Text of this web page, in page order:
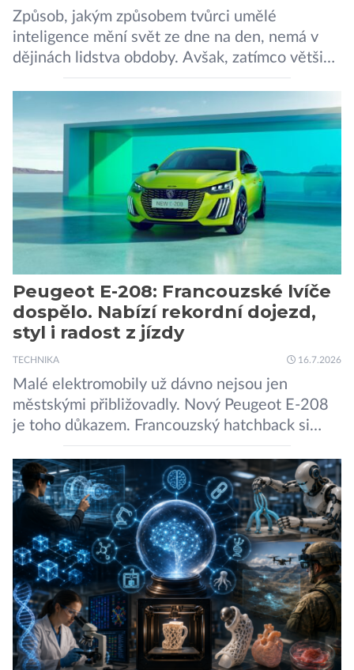
Způsob, jakým způsobem tvůrci umělé
inteligence mění svět ze dne na den, nemá v
dějinách lidstva obdoby. Avšak, zatímco většina
pozornosti se soustředí na chatboty,
generování obrázků nebo automatizaci práce,
bezpečnostní experti upozorňují na mnohem
méně nápadné riziko. Podle některých
odborníků by už během příštích dvou let mohly
pokročilé systémy AI výrazně usnadnit
kybernetické útoky […]
Peugeot E-208: Francouzské lvíče
dospělo. Nabízí rekordní dojezd,
styl i radost z jízdy
TECHNIKA 16.7.2026
Malé elektromobily už dávno nejsou jen
městskými přibližovadly. Nový Peugeot E-208
je toho důkazem. Francouzský hatchback si
zachoval svůj atraktivní design, přidal delší
dojezd a modernější technologie, ale hlavně
ukazuje, že i kompaktní elektromobil může být
autem, se kterým bez obav vyrazíte za hranice
města Peugeot se u modelu 208 trefil do
černého už […]